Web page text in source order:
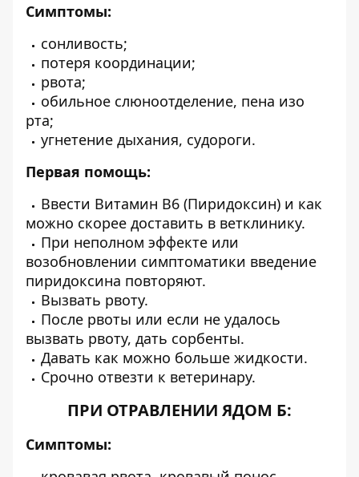
Симптомы:
сонливость;
потеря координации;
рвота;
обильное слюноотделение, пена изо
рта;
угнетение дыхания, судороги.
Первая помощь:
Ввести Витамин B6 (Пиридоксин) и как
можно скорее доставить в ветклинику.
При неполном эффекте или
возобновлении симптоматики введение
пиридоксина повторяют.
Вызвать рвоту.
После рвоты или если не удалось
вызвать рвоту, дать сорбенты.
Давать как можно больше жидкости.
Срочно отвезти к ветеринару.
ПРИ ОТРАВЛЕНИИ ЯДОМ Б:
Симптомы: